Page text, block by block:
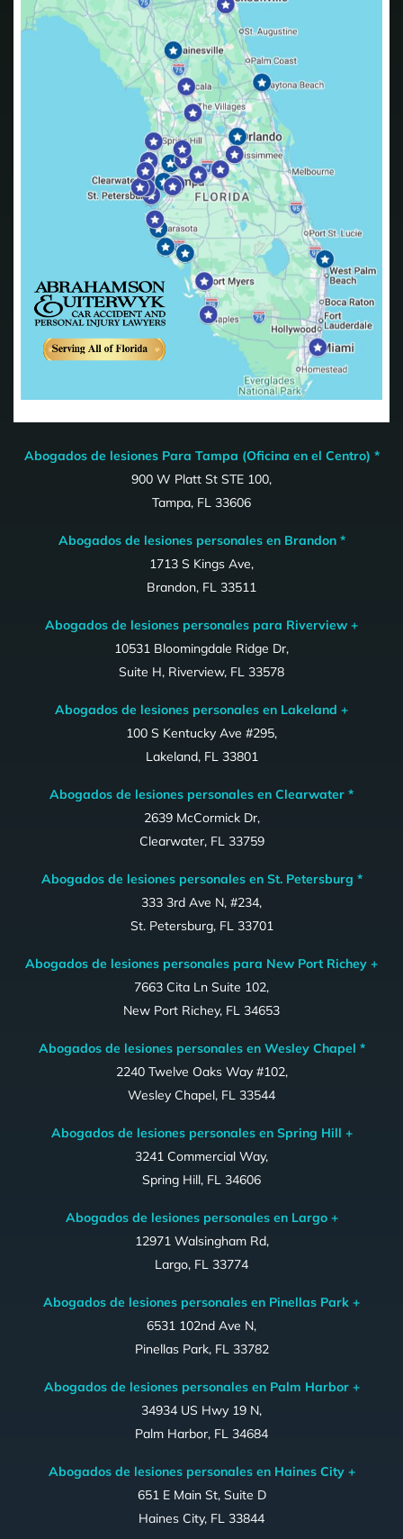
Abogados de lesiones Para Tampa (Oficina en el Centro) *
900 W Platt St STE 100,
Tampa, FL 33606
Abogados de lesiones personales en Brandon *
1713 S Kings Ave,
Brandon, FL 33511
Abogados de lesiones personales para Riverview +
10531 Bloomingdale Ridge Dr,
Suite H, Riverview, FL 33578
Abogados de lesiones personales en Lakeland +
100 S Kentucky Ave #295,
Lakeland, FL 33801
Abogados de lesiones personales en Clearwater *
2639 McCormick Dr,
Clearwater, FL 33759
Abogados de lesiones personales en St. Petersburg *
333 3rd Ave N, #234,
St. Petersburg, FL 33701
Abogados de lesiones personales para New Port Richey +
7663 Cita Ln Suite 102,
New Port Richey, FL 34653
Abogados de lesiones personales en Wesley Chapel *
2240 Twelve Oaks Way #102,
Wesley Chapel, FL 33544
Abogados de lesiones personales en Spring Hill +
3241 Commercial Way,
Spring Hill, FL 34606
Abogados de lesiones personales en Largo +
12971 Walsingham Rd,
Largo, FL 33774
Abogados de lesiones personales en Pinellas Park +
6531 102nd Ave N,
Pinellas Park, FL 33782
Abogados de lesiones personales en Palm Harbor +
34934 US Hwy 19 N,
Palm Harbor, FL 34684
Abogados de lesiones personales en Haines City +
651 E Main St, Suite D
Haines City, FL 33844